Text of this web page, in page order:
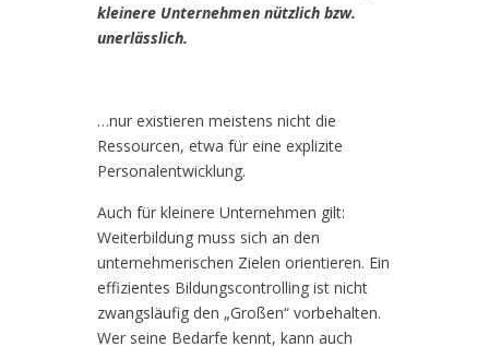
kleinere Unternehmen nützlich bzw.
unerlässlich.
…nur existieren meistens nicht die
Ressourcen, etwa für eine explizite
Personalentwicklung.
Auch für kleinere Unternehmen gilt:
Weiterbildung muss sich an den
unternehmerischen Zielen orientieren. Ein
effizientes Bildungscontrolling ist nicht
zwangsläufig den „Großen“ vorbehalten.
Wer seine Bedarfe kennt, kann auch